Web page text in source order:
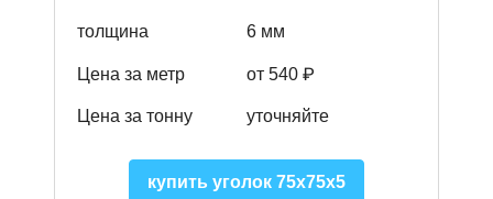
толщина 6 мм
Цена за метр от 540 ₽
Цена за тонну уточняйте
купить уголок 75х75х5